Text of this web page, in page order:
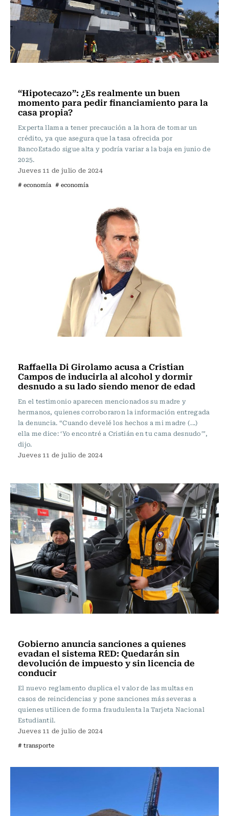
“Hipotecazo”: ¿Es realmente un buen
momento para pedir financiamiento para la
casa propia?
Experta llama a tener precaución a la hora de tomar un
crédito, ya que asegura que la tasa ofrecida por
BancoEstado sigue alta y podría variar a la baja en junio de
2025.
Jueves 11 de julio de 2024
# economía # economía
Raffaella Di Girolamo acusa a Cristian
Campos de inducirla al alcohol y dormir
desnudo a su lado siendo menor de edad
En el testimonio aparecen mencionados su madre y
hermanos, quienes corroboraron la información entregada
la denuncia. “Cuando develé los hechos a mi madre (...)
ella me dice: ‘Yo encontré a Cristián en tu cama desnudo’",
dijo.
Jueves 11 de julio de 2024
Gobierno anuncia sanciones a quienes
evadan el sistema RED: Quedarán sin
devolución de impuesto y sin licencia de
conducir
El nuevo reglamento duplica el valor de las multas en
casos de reincidencias y pone sanciones más severas a
quienes utilicen de forma fraudulenta la Tarjeta Nacional
Estudiantil.
Jueves 11 de julio de 2024
# transporte